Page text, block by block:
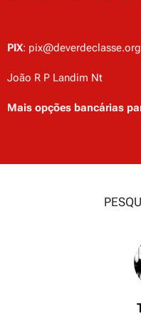
PIX:
João R P Landim Nt
Mais opções bancárias